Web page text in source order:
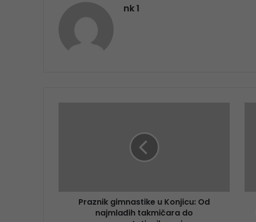
nk 1
Praznik gimnastike u Konjicu: Od
najmlađih takmičara do